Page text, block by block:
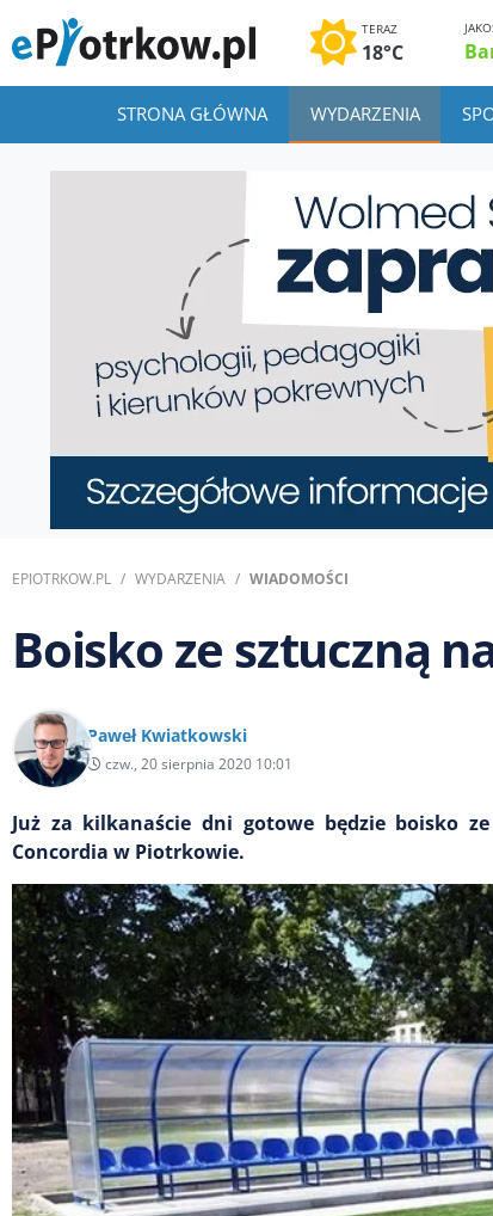
TERAZ
18°C
STRONA GŁÓWNA WYDARZENIA
EPIOTRKOW.PL WYDARZENIA WIADOMOŚCI
Boisko ze sztuczną
Paweł Kwiatkowski
czw., 20 sierpnia 2020 10:01
Już za kilkanaście dni gotowe będzie boisko
Concordia w Piotrkowie.